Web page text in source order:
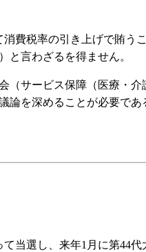
費税率の引き上げで賄う
と言わざるを得ません。
（サービス保障（医療・介
を深めることが必要であ
当選し、来年1月に第44代